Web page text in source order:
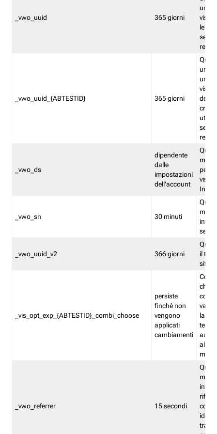
_vwo_uuid 365 giorni
le
_vwo_uuid_{ABTESTID} 365 giorni
un
del
_vwo_ds
dipendente
dalle
impostazioni
dell'account
_vwo_sn 30 minuti
_vwo_uuid_v2 366 giorni
il
sito
_vis_opt_exp_{ABTESTID}_combi_choose
persiste
finchè non
vengono
applicati
cambiamenti
che
la
test.
_vwo_referrer 15 secondi